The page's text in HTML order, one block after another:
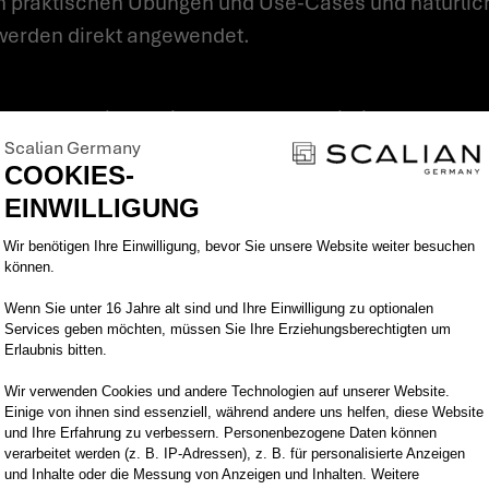
direkt angewendet.
Auswertungen von Daten haben. Haben Sie
Reportings bzw. Datenvisualisierungen
erweitern bzw. aufbauen? Dann sind Sie bei
Reports zu erstellen.
können Sie:
und auswerten
Scalian Germany
COOKIES-
EINWILLIGUNG
Einwilligungsmanagementplattform:
Wir benötigen Ihre Einwilligung, bevor Sie unsere Website weiter besuchen
können.
Wenn Sie unter 16 Jahre alt sind und Ihre Einwilligung zu optionalen
Services geben möchten, müssen Sie Ihre Erziehungsberechtigten um
Erlaubnis bitten.
Wir verwenden Cookies und andere Technologien auf unserer Website.
Einige von ihnen sind essenziell, während andere uns helfen, diese Website
und Ihre Erfahrung zu verbessern. Personenbezogene Daten können
verarbeitet werden (z. B. IP-Adressen), z. B. für personalisierte Anzeigen
und Inhalte oder die Messung von Anzeigen und Inhalten. Weitere